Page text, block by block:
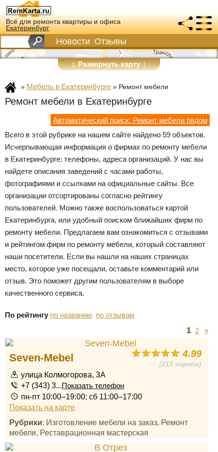
Всё для ремонта квартиры и офиса
Екатеринбург
Новости Отзывы
↓Развернуть карту↓
» Мебель в Екатеринбурге » Ремонт мебели
Ремонт мебели в Екатеринбурге
Автоматический поиск: Ремонт мебели рядом
Всего в этой рубрике на нашем сайте найдено 59 объектов.
Исчерпывающая информация о фирмах по ремонту мебели
в Екатеринбурге: телефоны, адреса организаций. У нас вы
найдете описания заведений с часами работы,
фотографиями и ссылками на официальные сайты. Все
организации отсортированы согласно рейтингу
пользователей. Можно также воспользоваться картой
Екатеринбурга, или удобный поиском ближайших фирм по
ремонту мебели. Предлагаем вам ознакомиться с отзывами
и рейтингом фирм по ремонту мебели, который составляют
наши посетители. Если вы нашли на наших страницах
место, которое уже посещали, оставьте комментарий или
отзыв. Это поможет другим пользователям в выборе
качественного сервиса.
По рейтингу по названию по отзывам
1 2 »
4.99
(215 оценок)
Seven-Mebel
улица Колмогорова, 3А
+7 (343) 3...Показать телефон
пн-пт 10:00–19:00; сб 11:00–17:00
Показать на карте
Рубрики: Изготовление мебели на заказ, Ремонт
мебели, Реставрационная мастерская